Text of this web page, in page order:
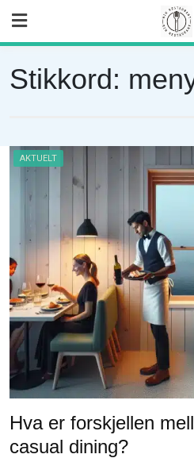
content
Stikkord:
AKTUELT
Hva er forskjellen
casual dining?